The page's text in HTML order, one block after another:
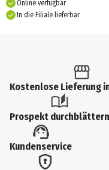
Online verfügbar
In die Filiale lieferbar
Kostenlose Lieferung
Prospekt durchblättern
Kundenservice